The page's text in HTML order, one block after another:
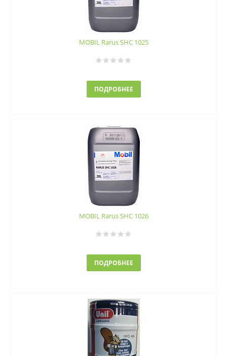
MOBIL Rarus SHC 1025
ПОДРОБНЕЕ
MOBIL Rarus SHC 1026
ПОДРОБНЕЕ